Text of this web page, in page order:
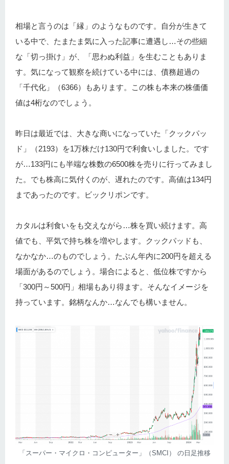
相場と言うのは「縁」のようなものです。自分が生きて
いる中で、たまたま気に入った記事に遭遇し…その些細
な「切っ掛け」が、「思わぬ利益」を生むこともありま
す。気になって観察を続けている中には、債務超過の
「千代化」（6366）もあります。この株も本来の株価価
値は4桁なのでしょう。
昨日は最近では、大きな商いになっていた「クックパッ
ド」（2193）を1万株だけ130円で利食いしました。です
が…133円にも半端な株数の6500株を売りに行ってみまし
た。でも株高に気付くのが、遅れたのです。高値は134円
まであったのです。ビックリポンです。
カタルは利食いをも交えながら…株を買い続けます。高
値でも、平気で持ち株を増やします。クックパッドも、
なかなか…のものでしょう。たぶん年内に200円を超える
場面があるのでしょう。場合によると、低位株ですから
「300円～500円」相場もあり得ます。そんなイメージを
持っています。銘柄なんか…なんでも構いません。
「スーパー・マイクロ・コンピューター」（SMCI） の日足推移